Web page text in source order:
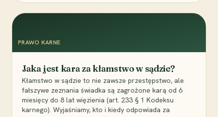
PRAWO KARNE
Jaka jest kara za kłamstwo w sądzie?
Kłamstwo w sądzie to nie zawsze przestępstwo, ale
fałszywe zeznania świadka są zagrożone karą od 6
miesięcy do 8 lat więzienia (art. 233 § 1 Kodeksu
karnego). Wyjaśniamy, kto i kiedy odpowiada za